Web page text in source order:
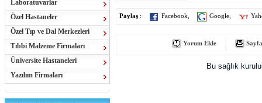
Laboratuvarlar
Özel Hastaneler
Özel Tıp ve Dal Merkezleri
Tıbbi Malzeme Firmaları
Üniversite Hastaneleri
Yazılım Firmaları
Paylaş : Facebook Google
Yorum Ekle
Bu sağlık